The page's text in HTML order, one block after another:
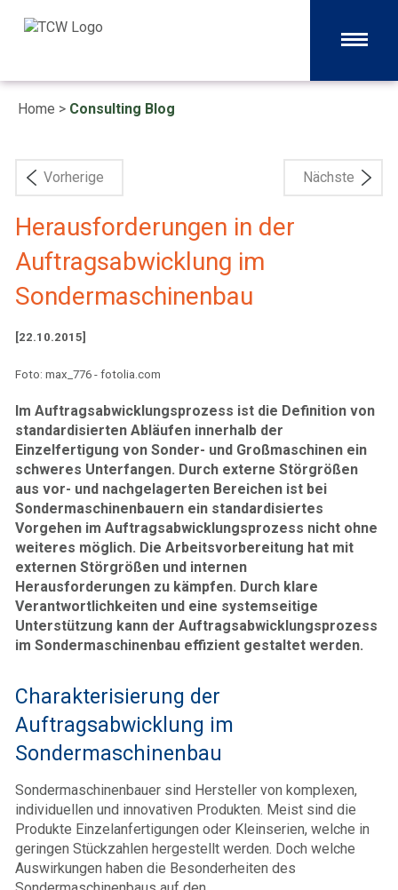
Home > Consulting Blog
Vorherige Nächste
Herausforderungen in der
Auftragsabwicklung im
Sondermaschinenbau
[22.10.2015]
Foto: max_776 - fotolia.com
Im Auftragsabwicklungsprozess ist die Definition von
standardisierten Abläufen innerhalb der
Einzelfertigung von Sonder- und Großmaschinen ein
schweres Unterfangen. Durch externe Störgrößen
aus vor- und nachgelagerten Bereichen ist bei
Sondermaschinenbauern ein standardisiertes
Vorgehen im Auftragsabwicklungsprozess nicht ohne
weiteres möglich. Die Arbeitsvorbereitung hat mit
externen Störgrößen und internen
Herausforderungen zu kämpfen. Durch klare
Verantwortlichkeiten und eine systemseitige
Unterstützung kann der Auftragsabwicklungsprozess
im Sondermaschinenbau effizient gestaltet werden.
Charakterisierung der
Auftragsabwicklung im
Sondermaschinenbau
Sondermaschinenbauer sind Hersteller von komplexen,
individuellen und innovativen Produkten. Meist sind die
Produkte Einzelanfertigungen oder Kleinserien, welche in
geringen Stückzahlen hergestellt werden. Doch welche
Auswirkungen haben die Besonderheiten des